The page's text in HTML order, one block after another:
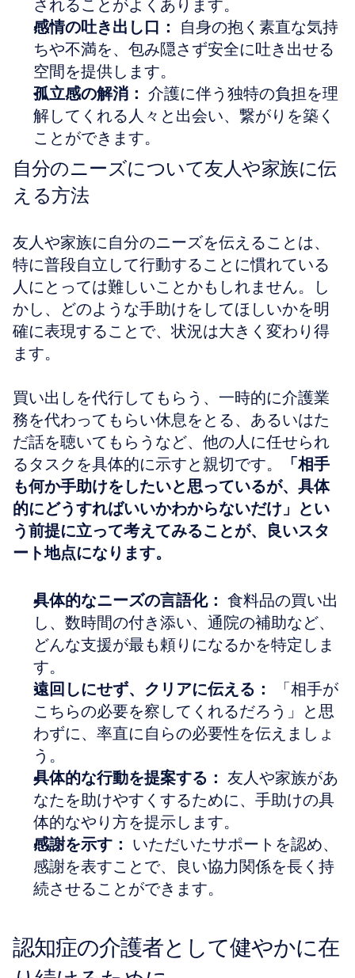
されることがよくあります。
感情の吐き出し口： 自身の抱く素直な気持
ちや不満を、包み隠さず安全に吐き出せる
空間を提供します。
孤立感の解消： 介護に伴う独特の負担を理
解してくれる人々と出会い、繋がりを築く
ことができます。
自分のニーズについて友人や家族に伝
える方法
友人や家族に自分のニーズを伝えることは、
特に普段自立して行動することに慣れている
人にとっては難しいことかもしれません。し
かし、どのような手助けをしてほしいかを明
確に表現することで、状況は大きく変わり得
ます。
買い出しを代行してもらう、一時的に介護業
務を代わってもらい休息をとる、あるいはた
だ話を聴いてもらうなど、他の人に任せられ
るタスクを具体的に示すと親切です。
「相手
も何か手助けをしたいと思っているが、具体
的にどうすればいいかわからないだけ」とい
う前提に立って考えてみることが、良いスタ
ート地点になります。
具体的なニーズの言語化： 食料品の買い出
し、数時間の付き添い、通院の補助など、
どんな支援が最も頼りになるかを特定しま
す。
遠回しにせず、クリアに伝える：
「相手が
こちらの必要を察してくれるだろう」と思
わずに、率直に自らの必要性を伝えましょ
う。
具体的な行動を提案する： 友人や家族があ
なたを助けやすくするために、手助けの具
体的なやり方を提示します。
感謝を示す： いただいたサポートを認め、
感謝を表すことで、良い協力関係を長く持
続させることができます。
認知症の介護者として健やかに在